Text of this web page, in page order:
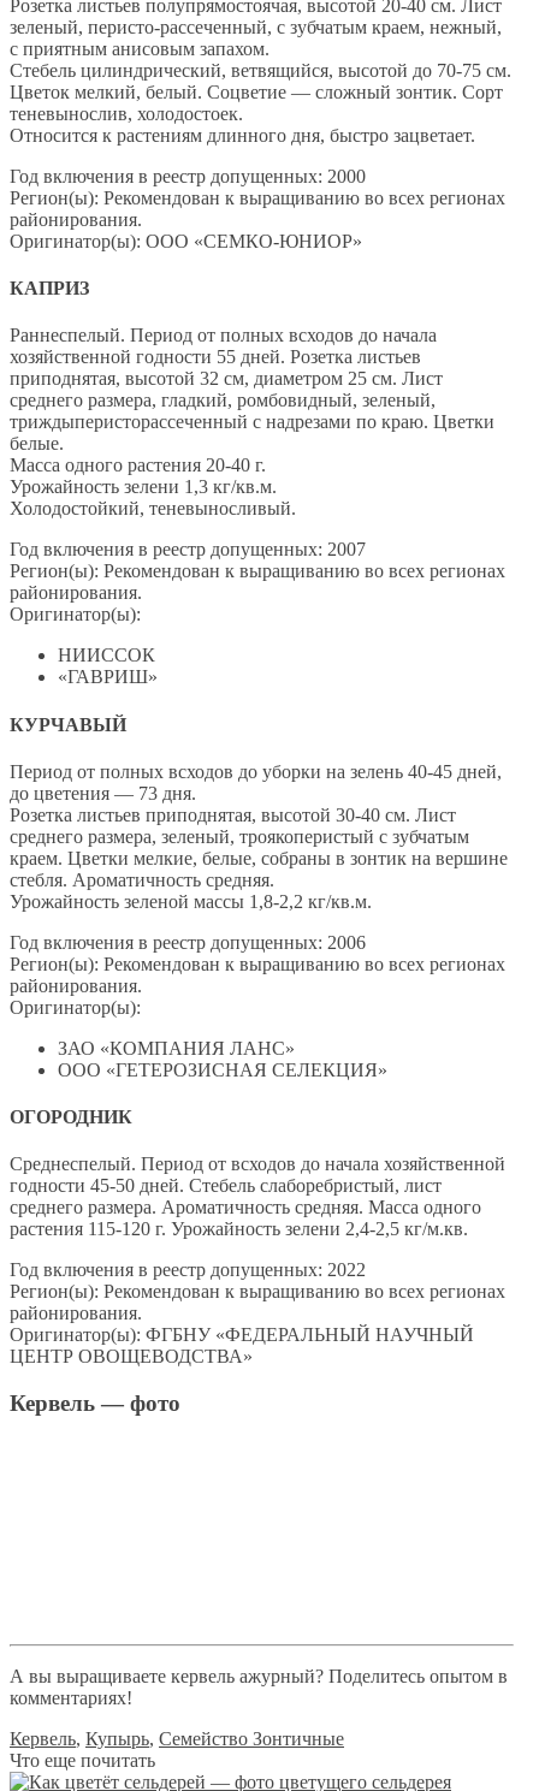
Розетка листьев полупрямостоячая, высотой 20-40 см. Лист
зеленый, перисто-рассеченный, с зубчатым краем, нежный,
с приятным анисовым запахом.
Стебель цилиндрический, ветвящийся, высотой до 70-75 см.
Цветок мелкий, белый. Соцветие — сложный зонтик. Сорт
теневынослив, холодостоек.
Относится к растениям длинного дня, быстро зацветает.
Год включения в реестр допущенных: 2000
Регион(ы): Рекомендован к выращиванию во всех регионах
районирования.
Оригинатор(ы): ООО «СЕМКО-ЮНИОР»
КАПРИЗ
Раннеспелый. Период от полных всходов до начала
хозяйственной годности 55 дней. Розетка листьев
приподнятая, высотой 32 см, диаметром 25 см. Лист
среднего размера, гладкий, ромбовидный, зеленый,
триждыперисторассеченный с надрезами по краю. Цветки
белые.
Масса одного растения 20-40 г.
Урожайность зелени 1,3 кг/кв.м.
Холодостойкий, теневыносливый.
Год включения в реестр допущенных: 2007
Регион(ы): Рекомендован к выращиванию во всех регионах
районирования.
Оригинатор(ы):
НИИССОК
«ГАВРИШ»
КУРЧАВЫЙ
Период от полных всходов до уборки на зелень 40-45 дней,
до цветения — 73 дня.
Розетка листьев приподнятая, высотой 30-40 см. Лист
среднего размера, зеленый, троякоперистый с зубчатым
краем. Цветки мелкие, белые, собраны в зонтик на вершине
стебля. Ароматичность средняя.
Урожайность зеленой массы 1,8-2,2 кг/кв.м.
Год включения в реестр допущенных: 2006
Регион(ы): Рекомендован к выращиванию во всех регионах
районирования.
Оригинатор(ы):
ЗАО «КОМПАНИЯ ЛАНС»
ООО «ГЕТЕРОЗИСНАЯ СЕЛЕКЦИЯ»
ОГОРОДНИК
Среднеспелый. Период от всходов до начала хозяйственной
годности 45-50 дней. Стебель слаборебристый, лист
среднего размера. Ароматичность средняя. Масса одного
растения 115-120 г. Урожайность зелени 2,4-2,5 кг/м.кв.
Год включения в реестр допущенных: 2022
Регион(ы): Рекомендован к выращиванию во всех регионах
районирования.
Оригинатор(ы): ФГБНУ «ФЕДЕРАЛЬНЫЙ НАУЧНЫЙ
ЦЕНТР ОВОЩЕВОДСТВА»
Кервель — фото
А вы выращиваете кервель ажурный? Поделитесь опытом в
комментариях!
Кервель, Купырь, Семейство Зонтичные
Что еще почитать